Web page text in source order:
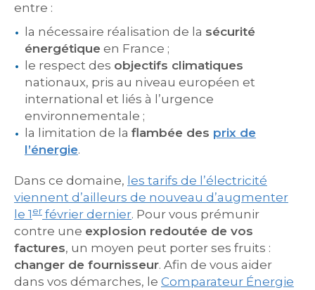
entre :
la nécessaire réalisation de la sécurité
énergétique en France ;
le respect des objectifs climatiques
nationaux, pris au niveau européen et
international et liés à l’urgence
environnementale ;
la limitation de la flambée des prix de
l’énergie.
Dans ce domaine, les tarifs de l’électricité
viennent d’ailleurs de nouveau d’augmenter
le 1 er février dernier. Pour vous prémunir
contre une explosion redoutée de vos
factures, un moyen peut porter ses fruits :
changer de fournisseur. Afin de vous aider
dans vos démarches, le Comparateur Énergie